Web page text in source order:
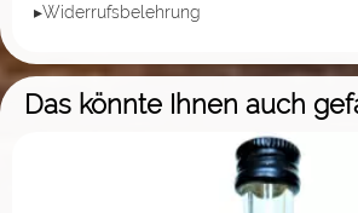
▸Widerrufsbelehrung
Das könnte Ihnen auch